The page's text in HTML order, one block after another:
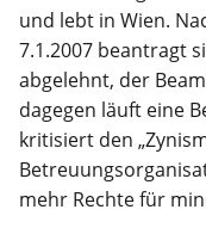
und lebt in Wien.
7.1.2007 beantragt
abgelehnt, der
dagegen läuft eine
kritisiert den
mehr Rechte für